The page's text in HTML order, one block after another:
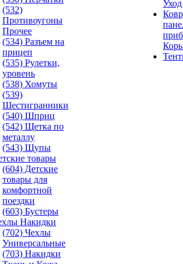
(532)
Противоугоны
Прочее
(534) Разъем на
прицеп
(535) Рулетки,
уровень
(538) Хомуты
(539)
Шестигранники
(540) Шприц
(542) Щетка по
металлу
(543) Щупы
товары
(604) Детские
товары для
комфортной
поездки
(603) Бустеры
Накидки
(702) Чехлы
Универсальные
(703) Накидки
Уход